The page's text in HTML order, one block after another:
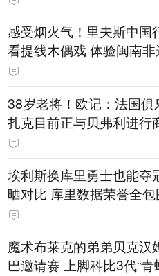
感受烟火气！里夫斯中国
看提线木偶戏 体验闽南
38岁老将！欧记：法国俱
扎克目前正与贝弗利进行
埃利斯换库里勇士也能夺
晒对比 库里数据荣誉全
魔术布莱克的弟弟贝克汉
巴邀请赛 上脚科比3代“青